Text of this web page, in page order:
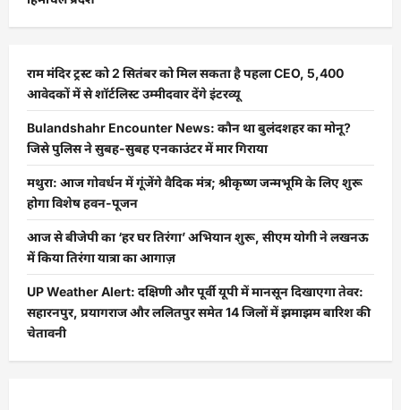
राम मंदिर ट्रस्ट को 2 सितंबर को मिल सकता है पहला CEO, 5,400
आवेदकों में से शॉर्टलिस्ट उम्मीदवार देंगे इंटरव्यू
Bulandshahr Encounter News: कौन था बुलंदशहर का मोनू?
जिसे पुलिस ने सुबह-सुबह एनकाउंटर में मार गिराया
मथुरा: आज गोवर्धन में गूंजेंगे वैदिक मंत्र; श्रीकृष्ण जन्मभूमि के लिए शुरू
होगा विशेष हवन-पूजन
आज से बीजेपी का ‘हर घर तिरंगा’ अभियान शुरू, सीएम योगी ने लखनऊ
में किया तिरंगा यात्रा का आगाज़
UP Weather Alert: दक्षिणी और पूर्वी यूपी में मानसून दिखाएगा तेवर:
सहारनपुर, प्रयागराज और ललितपुर समेत 14 जिलों में झमाझम बारिश की
चेतावनी